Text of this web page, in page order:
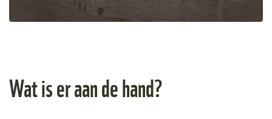
Wat is er aan de hand?